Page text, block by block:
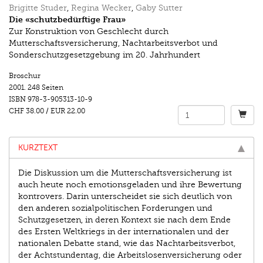
Brigitte Studer, Regina Wecker, Gaby Sutter
Die «schutzbedürftige Frau»
Zur Konstruktion von Geschlecht durch
Mutterschaftsversicherung, Nachtarbeitsverbot und
Sonderschutzgesetzgebung im 20. Jahrhundert
Broschur
2001. 248 Seiten
ISBN 978-3-905313-10-9
CHF 38.00 / EUR 22.00
KURZTEXT
Die Diskussion um die Mutterschaftsversicherung ist
auch heute noch emotionsgeladen und ihre Bewertung
kontrovers. Darin unterscheidet sie sich deutlich von
den anderen sozialpolitischen Forderungen und
Schutzgesetzen, in deren Kontext sie nach dem Ende
des Ersten Weltkriegs in der internationalen und der
nationalen Debatte stand, wie das Nachtarbeitsverbot,
der Achtstundentag, die Arbeitslosenversicherung oder